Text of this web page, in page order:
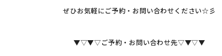
ぜひお気軽にご予約・お問い合わせください☆彡
▼▽▼▽ご予約・お問い合わせ先▽▼▽▼